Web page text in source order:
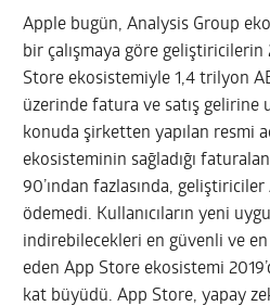
Apple bugün, Analysis Group
bir çalışmaya göre geliştiricilerin
Store ekosistemiyle 1,4 trilyon
üzerinde fatura ve satış gelirine
konuda şirketten yapılan resmi
ekosisteminin sağladığı
90’ından fazlasında,
ödemedi. Kullanıcıların yeni
indirebilecekleri en güvenli ve
eden App Store ekosistemi
kat büyüdü. App Store, yapay